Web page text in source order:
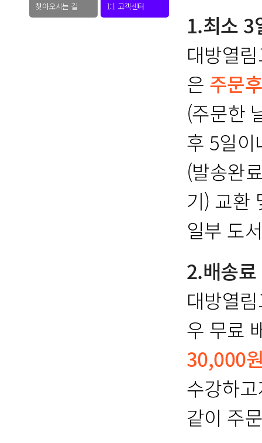
찾아오시는 길 1:1 고객센터
1.최소 3
대방열
은 주문
(주문한
후 5일
(발송완
기) 교환
일부 도
2.배송료
대방열
우 무료
30,000
수강하
같이 주